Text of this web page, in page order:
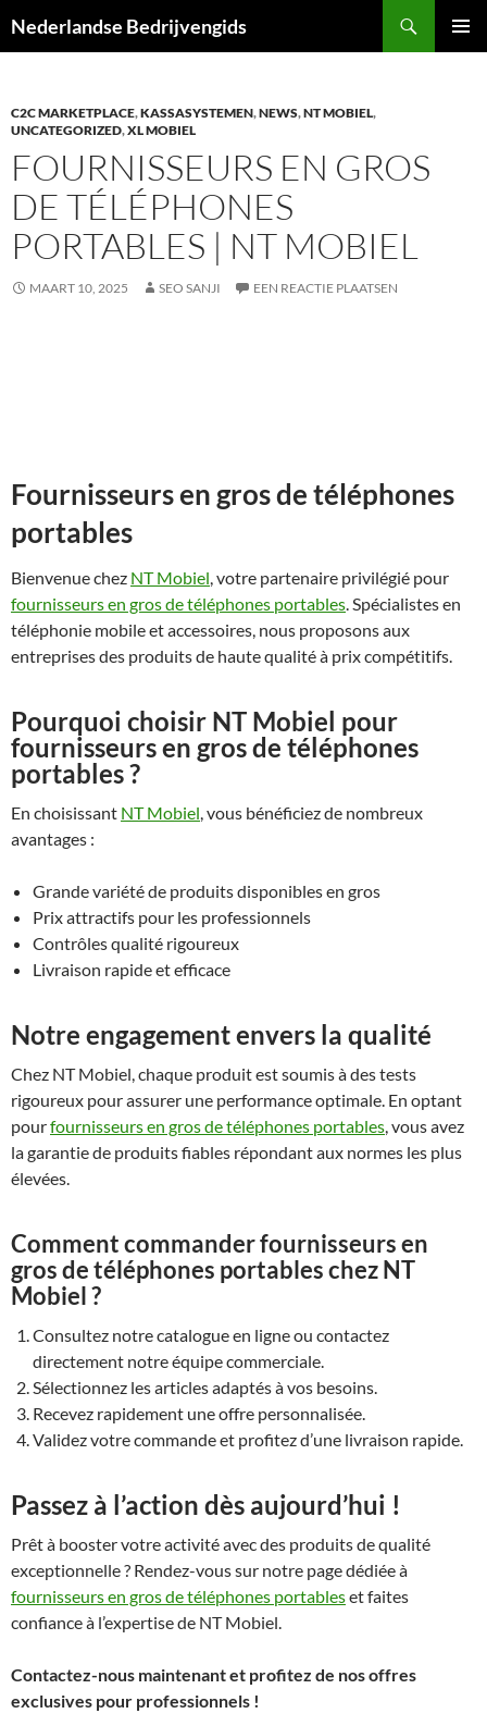
naar
Nederlandse Bedrijvengids
C2C MARKETPLACE,KASSASYSTEMEN,NEWS,NT MOBIEL,
UNCATEGORIZED,XL MOBIEL
FOURNISSEURS EN GROS
DE TÉLÉPHONES
PORTABLES | NT MOBIEL
MAART 10, 2025 SEO SANJI EEN REACTIE PLAATSEN
Fournisseurs en gros de téléphones
portables
Bienvenue chez NT Mobiel, votre partenaire privilégié pour
fournisseurs en gros de téléphones portables. Spécialistes en
téléphonie mobile et accessoires, nous proposons aux
entreprises des produits de haute qualité à prix compétitifs.
Pourquoi choisir NT Mobiel pour
fournisseurs en gros de téléphones
portables ?
En choisissant NT Mobiel, vous bénéficiez de nombreux
avantages :
Grande variété de produits disponibles en gros
Prix attractifs pour les professionnels
Contrôles qualité rigoureux
Livraison rapide et efficace
Notre engagement envers la qualité
Chez NT Mobiel, chaque produit est soumis à des tests
rigoureux pour assurer une performance optimale. En optant
pourfournisseurs en gros de téléphones portables, vous avez
la garantie de produits fiables répondant aux normes les plus
élevées.
Comment commander fournisseurs en
gros de téléphones portables chez NT
Mobiel ?
Consultez notre catalogue en ligne ou contactez
directement notre équipe commerciale.
Sélectionnez les articles adaptés à vos besoins.
Recevez rapidement une offre personnalisée.
Validez votre commande et profitez d’une livraison rapide.
Passez à l’action dès aujourd’hui !
Prêt à booster votre activité avec des produits de qualité
exceptionnelle ? Rendez-vous sur notre page dédiée à
fournisseurs en gros de téléphones portableset faites
confiance à l’expertise de NT Mobiel.
Contactez-nous maintenant et profitez de nos offres
exclusives pour professionnels !